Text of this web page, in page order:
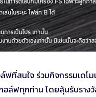
สนใจ ร่วมกิจกรรมเดโ
ล์ฟทุกท่าน โดยลุ้นรับรา